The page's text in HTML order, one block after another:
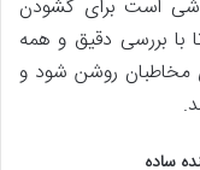
است برای گشودن
بررسی دقیق و همه
مخاطبان روشن شود و
ساده